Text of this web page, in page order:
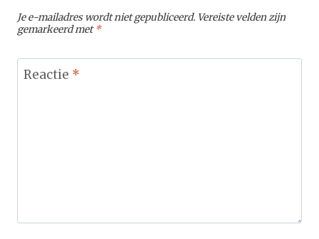
Je e-mailadres wordt niet gepubliceerd. Vereiste velden zijn
gemarkeerd met*
Reactie *